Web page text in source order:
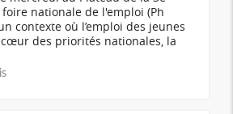
nationale de l'emploi (Ph
contexte où l’emploi des jeunes
des priorités nationales, la